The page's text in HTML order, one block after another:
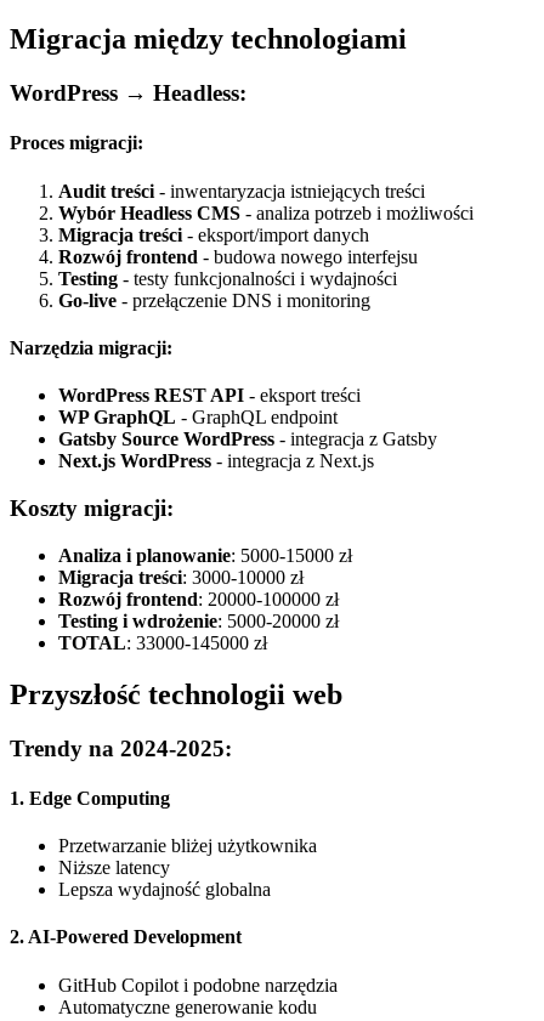
Migracja między technologiami
WordPress → Headless:
Proces migracji:
Audit treści - inwentaryzacja istniejących treści
Wybór Headless CMS - analiza potrzeb i możliwości
Migracja treści - eksport/import danych
Rozwój frontend - budowa nowego interfejsu
Testing - testy funkcjonalności i wydajności
Go-live - przełączenie DNS i monitoring
Narzędzia migracji:
WordPress REST API - eksport treści
WP GraphQL - GraphQL endpoint
Gatsby Source WordPress - integracja z Gatsby
Next.js WordPress - integracja z Next.js
Koszty migracji:
Analiza i planowanie: 5000-15000 zł
Migracja treści: 3000-10000 zł
Rozwój frontend: 20000-100000 zł
Testing i wdrożenie: 5000-20000 zł
TOTAL: 33000-145000 zł
Przyszłość technologii web
Trendy na 2024-2025:
1. Edge Computing
Przetwarzanie bliżej użytkownika
Niższe latency
Lepsza wydajność globalna
2. AI-Powered Development
GitHub Copilot i podobne narzędzia
Automatyczne generowanie kodu